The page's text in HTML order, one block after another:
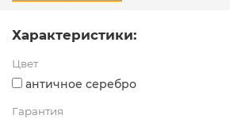
Характеристики:
Цвет
античное серебро
Гарантия